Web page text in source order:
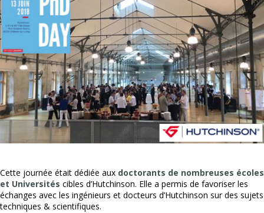
Cette journée était dédiée aux doctorants de nombreuses écoles
et Universités cibles d’Hutchinson. Elle a permis de favoriser les
échanges avec les ingénieurs et docteurs d’Hutchinson sur des sujets
techniques & scientifiques.